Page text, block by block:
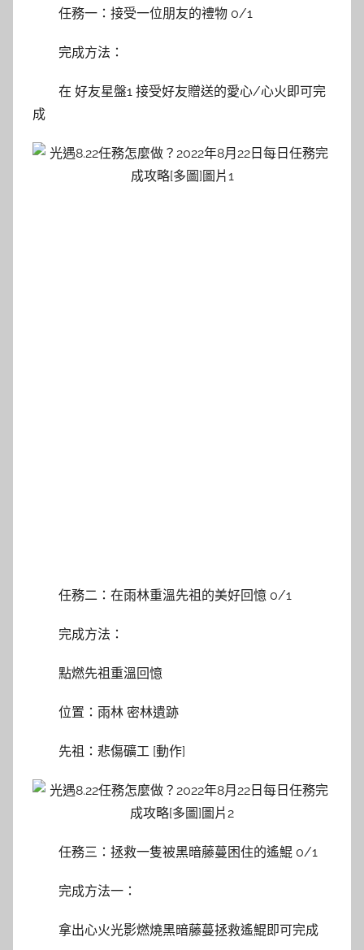
任務一：接受一位朋友的禮物 0/1
完成方法：
在 好友星盤1 接受好友贈送的愛心/心火即可完
成
任務二：在雨林重溫先祖的美好回憶 0/1
完成方法：
點燃先祖重溫回憶
位置：雨林 密林遺跡
先祖：悲傷礦工 [動作]
任務三：拯救一隻被黑暗藤蔓困住的遙鯤 0/1
完成方法一：
拿出心火光影燃燒黑暗藤蔓拯救遙鯤即可完成